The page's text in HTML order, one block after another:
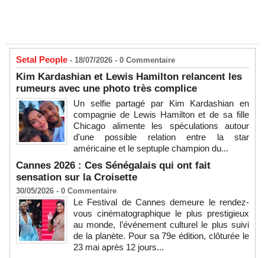
Setal People - 18/07/2026 - 0 Commentaire
Kim Kardashian et Lewis Hamilton relancent les
rumeurs avec une photo très complice
Un selfie partagé par Kim Kardashian en
compagnie de Lewis Hamilton et de sa fille
Chicago alimente les spéculations autour
d'une possible relation entre la star
américaine et le septuple champion du...
Cannes 2026 : Ces Sénégalais qui ont fait
sensation sur la Croisette
30/05/2026 - 0 Commentaire
Le Festival de Cannes demeure le rendez-
vous cinématographique le plus prestigieux
au monde, l’événement culturel le plus suivi
de la planète. Pour sa 79e édition, clôturée le
23 mai après 12 jours...